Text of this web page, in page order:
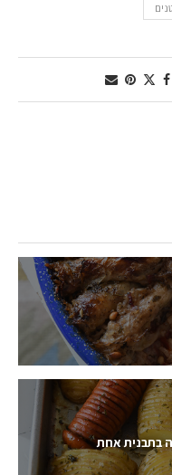
בתבנית אחת